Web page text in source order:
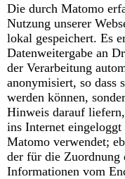
Die durch Matomo
Nutzung unserer
lokal gespeichert. Es
Datenweitergabe an
der Verarbeitung
anonymisiert, so dass
werden können,
Hinweis darauf
ins Internet
Matomo verwendet;
der für die Zuordnung
Informationen vom